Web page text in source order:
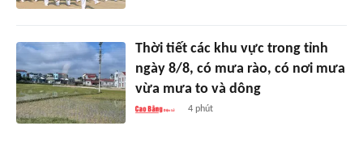
Thời tiết các khu vực trong tỉnh
ngày 8/8, có mưa rào, có nơi mưa
vừa mưa to và dông
4 phút